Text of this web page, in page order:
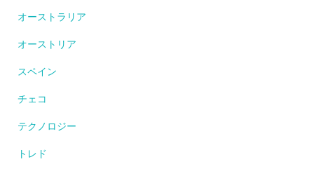
オーストラリア
オーストリア
スペイン
チェコ
テクノロジー
トレド